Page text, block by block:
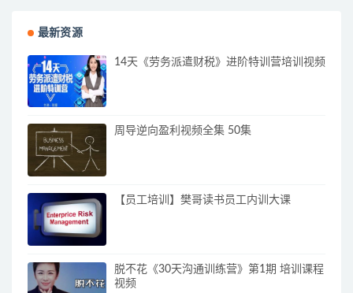
最新资源
14天《劳务派遣财税》进阶特训营培训视频
周导逆向盈利视频全集 50集
【员工培训】樊哥读书员工内训大课
脱不花《30天沟通训练营》第1期 培训课程
视频